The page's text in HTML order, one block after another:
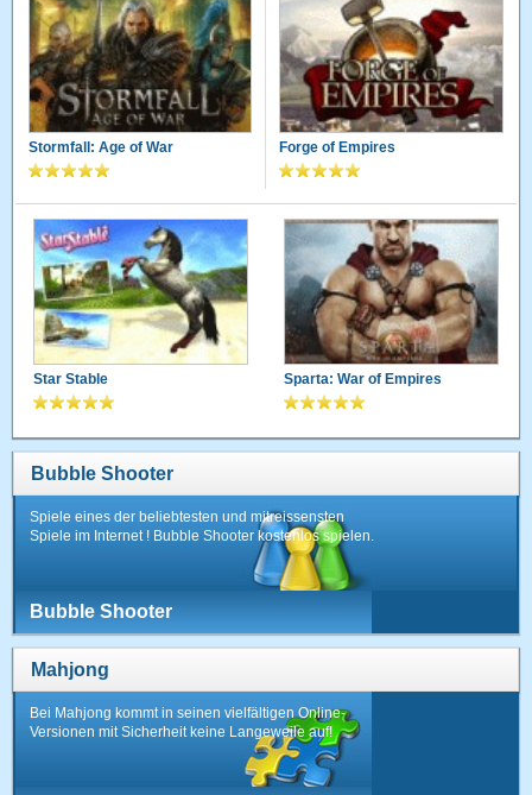
Stormfall: Age of War Forge of Empires
Star Stable Sparta: War of Empires
Bubble Shooter
Spiele eines der beliebtesten und mitreissensten
Spiele im Internet ! Bubble Shooter kostenlos spielen.
Bubble Shooter
Mahjong
Bei Mahjong kommt in seinen vielfältigen Online-
Versionen mit Sicherheit keine Langeweile auf!